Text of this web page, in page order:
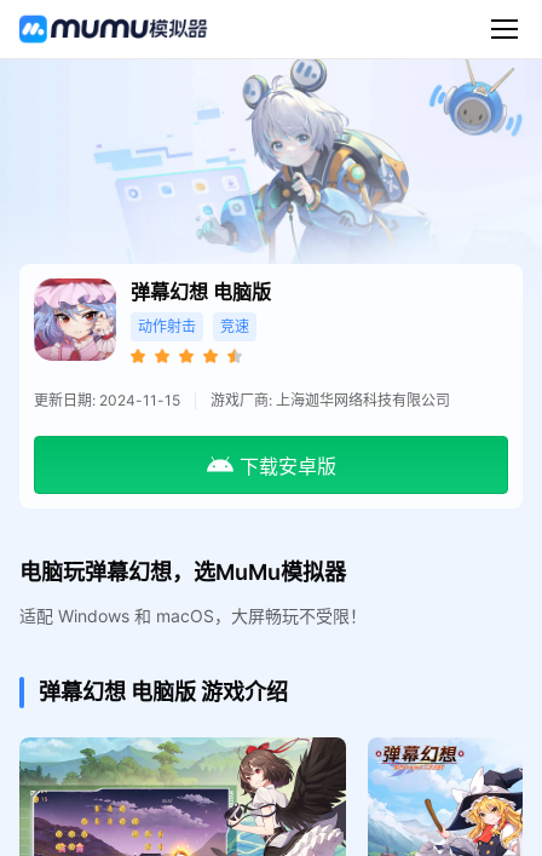
弹幕幻想 电脑版
动作射击 竞速
更新日期: 2024-11-15 游戏厂商: 上海迦华网络科技有限公司
下载安卓版
电脑玩弹幕幻想，选MuMu模拟器
适配 Windows 和 macOS，大屏畅玩不受限！
弹幕幻想 电脑版游戏介绍